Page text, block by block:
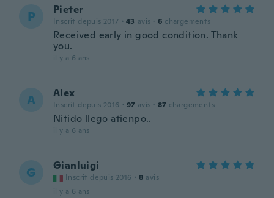
P Pieter
Inscrit depuis 2017 · 43 avis · 6 chargements
Received early in good condition. Thank
you.
il y a 6 ans
A Alex
Inscrit depuis 2016 · 97 avis · 87 chargements
Nitido llego atienpo..
il y a 6 ans
G Gianluigi
Inscrit depuis 2016 · 8 avis
il y a 6 ans